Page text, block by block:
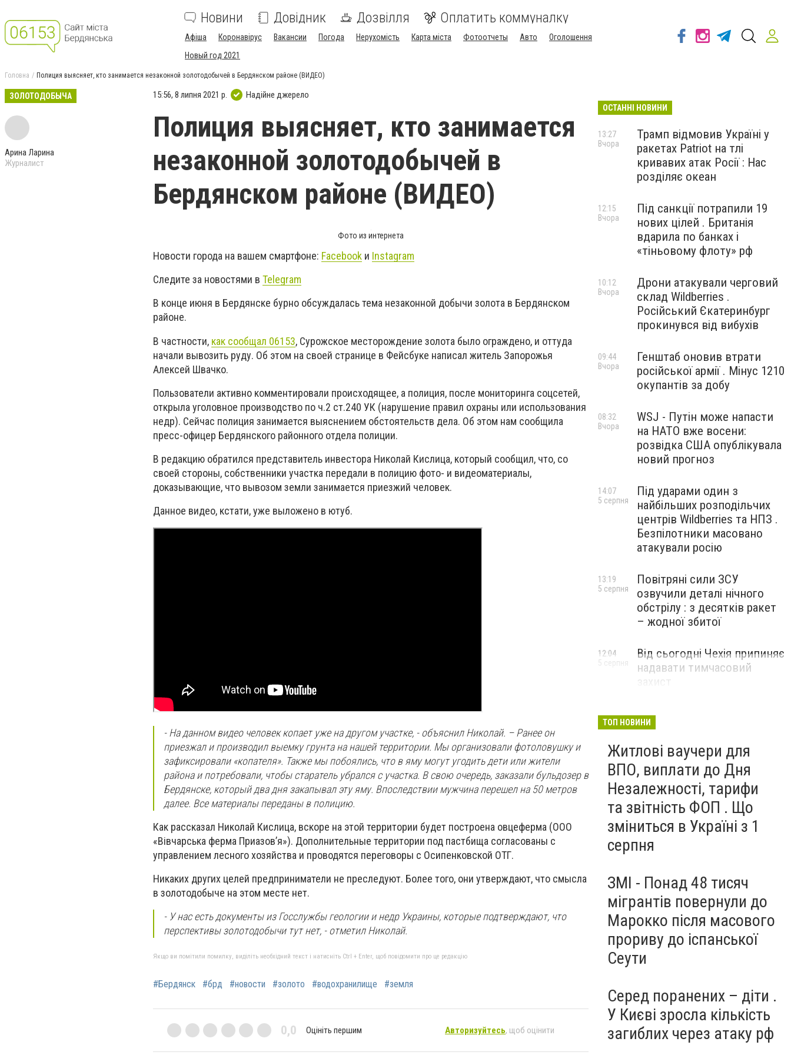
Новини Довідник Дозвілля Оплатить коммуналку
Афіша Коронавірус Вакансии Погода Нерухомість Карта міста Фотоотчеты Авто
Оголошення
Новый год 2021
Головна Полиция выясняет, кто занимается незаконной золотодобычей в Бердянском районе (ВИДЕО)
ЗОЛОТОДОБЫЧА
Арина Ларина
Журналист
15:56, 8 липня 2021 р. Надійне джерело
Полиция выясняет, кто занимается
незаконной золотодобычей в
Бердянском районе (ВИДЕО)
Фото из интернета
Новости города на вашем смартфоне: Facebook и Instagram
Следите за новостями в Telegram
В конце июня в Бердянске бурно обсуждалась тема незаконной добычи золота в Бердянском
районе.
В частности, как сообщал 06153, Сурожское месторождение золота было ограждено, и оттуда
начали вывозить руду. Об этом на своей странице в Фейсбуке написал житель Запорожья
Алексей Швачко.
Пользователи активно комментировали происходящее, а полиция, после мониторинга соцсетей,
открыла уголовное производство по ч.2 ст.240 УК (нарушение правил охраны или использования
недр). Сейчас полиция занимается выяснением обстоятельств дела. Об этом нам сообщила
пресс-офицер Бердянского районного отдела полиции.
В редакцию обратился представитель инвестора Николай Кислица, который сообщил, что, со
своей стороны, собственники участка передали в полицию фото- и видеоматериалы,
доказывающие, что вывозом земли занимается приезжий человек.
Данное видео, кстати, уже выложено в ютуб.
- На данном видео человек копает уже на другом участке, - объяснил Николай. – Ранее он
приезжал и производил выемку грунта на нашей территории. Мы организовали фотоловушку и
зафиксировали «копателя». Также мы побоялись, что в яму могут угодить дети или жители
района и потребовали, чтобы старатель убрался с участка. В свою очередь, заказали бульдозер в
Бердянске, который два дня закапывал эту яму. Впоследствии мужчина перешел на 50 метров
далее. Все материалы переданы в полицию.
Как рассказал Николай Кислица, вскоре на этой территории будет построена овцеферма (ООО
«Вiвчарська ферма Приазов’я»). Дополнительные территории под пастбища согласованы с
управлением лесного хозяйства и проводятся переговоры с Осипенковской ОТГ.
Никаких других целей предприниматели не преследуют. Более того, они утверждают, что смысла
в золотодобыче на этом месте нет.
- У нас есть документы из Госслужбы геологии и недр Украины, которые подтверждают, что
перспективы золотодобычи тут нет, - отметил Николай.
Якщо ви помітили помилку, виділіть необхідний текст і натисніть Ctrl + Enter, щоб повідомити про це редакцію
#Бердянск #брд #новости #золото #водохранилище #земля
0,0 Оцініть першим Авторизуйтесь, щоб оцінити
ОСТАННІ НОВИНИ
Трамп відмовив Україні у
ракетах Patriot на тлі
кривавих атак Росії : Нас
розділяє океан
13:27
Вчора
Під санкції потрапили 19
нових цілей . Британія
вдарила по банках і
«тіньовому флоту» рф
12:15
Вчора
Дрони атакували черговий
склад Wildberries .
Російський Єкатеринбург
прокинувся від вибухів
10:12
Вчора
Генштаб оновив втрати
російської армії . Мінус 1210
окупантів за добу
09:44
Вчора
WSJ - Путін може напасти
на НАТО вже восени:
розвідка США опублікувала
новий прогноз
08:32
Вчора
Під ударами один з
найбільших розподільчих
центрів Wildberries та НПЗ .
Безпілотники масовано
атакували росію
14:07
5 серпня
Повітряні сили ЗСУ
озвучили деталі нічного
обстрілу : з десятків ракет
– жодної збитої
13:19
5 серпня
Від сьогодні Чехія припиняє
надавати тимчасовий
12:04
5 серпня
ТОП НОВИНИ
Житлові ваучери для
ВПО, виплати до Дня
Незалежності, тарифи
та звітність ФОП . Що
зміниться в Україні з 1
серпня
ЗМІ - Понад 48 тисяч
мігрантів повернули до
Марокко після масового
прориву до іспанської
Сеути
Серед поранених – діти .
У Києві зросла кількість
загиблих через атаку рф